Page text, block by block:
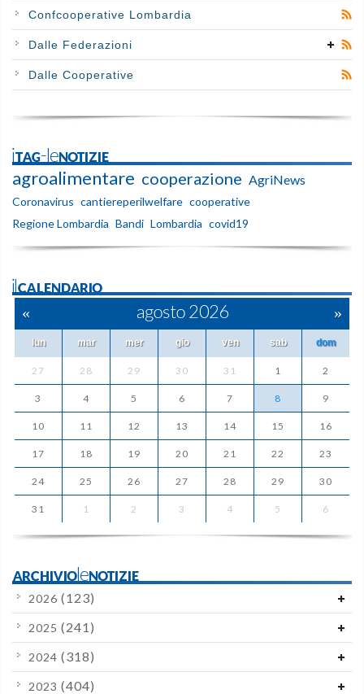
Confcooperative Lombardia
Dalle Federazioni
Dalle Cooperative
iTAG-leNOTIZIE
agroalimentare cooperazione AgriNews
Coronavirus cantiereperilwelfare cooperative
Regione Lombardia Bandi Lombardia covid19
ilCALENDARIO
« agosto 2026 »
lun mar mer gio ven sab dom
27 28 29 30 31 1 2
3 4 5 6 7 8 9
10 11 12 13 14 15 16
17 18 19 20 21 22 23
24 25 26 27 28 29 30
31 1 2 3 4 5 6
ARCHIVIOleNOTIZIE
2026 (123)
2025 (241)
2024 (318)
2023 (404)